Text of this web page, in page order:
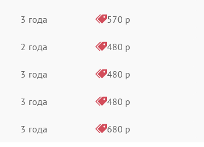
3 года 570 р
2 года 480 р
3 года 480 р
3 года 480 р
3 года 680 р